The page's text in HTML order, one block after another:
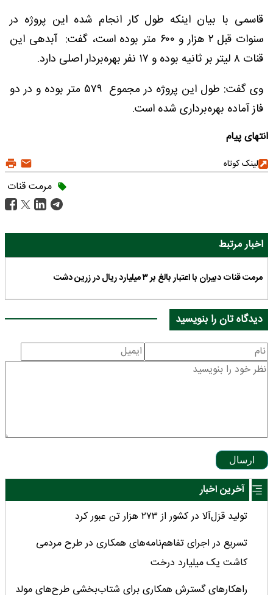
قاسمی با بیان اینکه طول کار انجام شده این پروژه در
سنوات قبل ۲ هزار و ۶۰۰ متر بوده است، گفت: آبدهی این
قنات ۸ لیتر بر ثانیه بوده و ۱۷ نفر بهره‌بردار اصلی دارد.
وی گفت: طول این پروژه در مجموع ۵۷۹ متر بوده و در دو
فاز آماده بهره‌برداری شده است.
انتهای پیام
لینک کوتاه
مرمت قنات
اخبار مرتبط
مرمت قنات دبیران با اعتبار بالغ بر ۳ میلیارد ریال در زرین دشت
دیدگاه تان را بنویسید
ارسال
آخرین اخبار
تولید قزل‌آلا در کشور از ۲۷۳ هزار تن عبور کرد
تسریع در اجرای تفاهم‌نامه‌های همکاری در طرح مردمی
کاشت یک میلیارد درخت
راهکارهای گسترش همکاری برای شتاب‌بخشی طرح‌های مولد